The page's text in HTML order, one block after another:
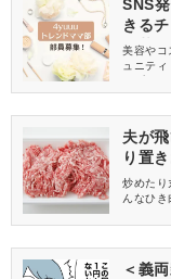
SNS
きる
員募
美容やコ
ュニテ
信してく
夫が
り置
炒めたり
んなひき
ださい
＜義